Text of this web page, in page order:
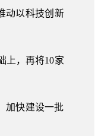
动以科技创新
上，再将10家
加快建设一批